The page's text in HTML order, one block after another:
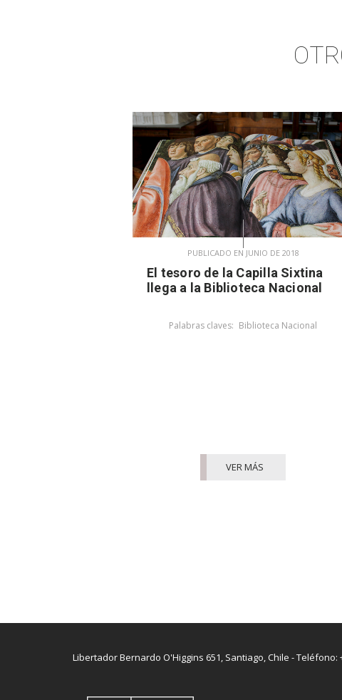
PUBLICADO EN JUNIO DE 2018
El tesoro de la Capilla Sixtina
llega a la Biblioteca Nacional
Palabras claves: Biblioteca Nacional
VER MÁS
Libertador Bernardo O'Higgins 651, Santiago, Chile - Teléfono: